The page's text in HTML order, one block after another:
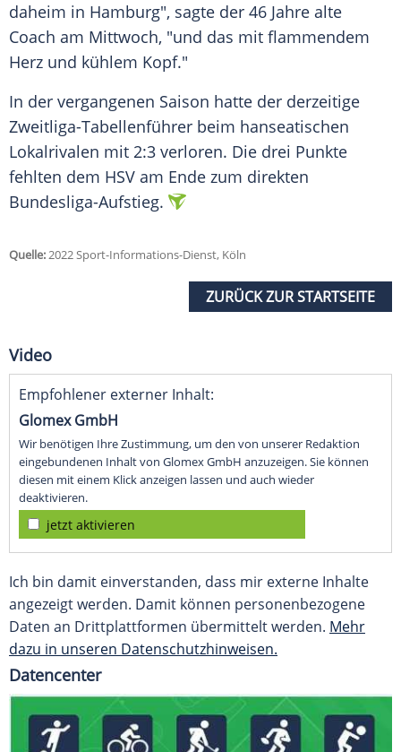
daheim in Hamburg", sagte der 46 Jahre alte
Coach am Mittwoch, "und das mit flammendem
Herz und kühlem Kopf."
In der vergangenen Saison hatte der derzeitige
Zweitliga-Tabellenführer beim hanseatischen
Lokalrivalen mit 2:3 verloren. Die drei Punkte
fehlten dem HSV am Ende zum direkten
Bundesliga-Aufstieg.
Quelle:2022 Sport-Informations-Dienst, Köln
ZURÜCK ZUR STARTSEITE
Video
Empfohlener externer Inhalt:
Glomex GmbH
Wir benötigen Ihre Zustimmung, um den von unserer Redaktion
eingebundenen Inhalt von Glomex GmbH anzuzeigen. Sie können
diesen mit einem Klick anzeigen lassen und auch wieder
deaktivieren.
jetzt aktivieren
Ich bin damit einverstanden, dass mir externe Inhalte
angezeigt werden. Damit können personenbezogene
Daten an Drittplattformen übermittelt werden. Mehr
dazu in unseren Datenschutzhinweisen.
Datencenter